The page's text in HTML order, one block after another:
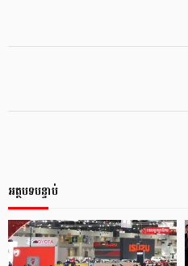
អត្ថបទបន្ទាប់